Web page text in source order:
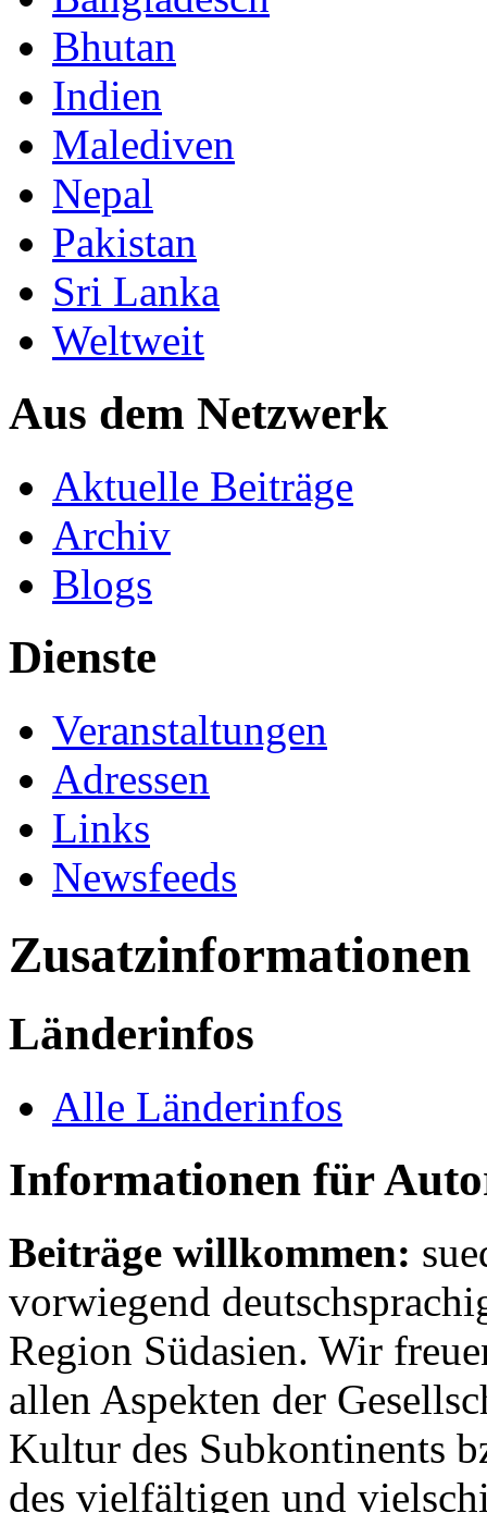
Bhutan
Indien
Malediven
Nepal
Pakistan
Sri Lanka
Weltweit
Aus dem Netzwerk
Aktuelle Beiträge
Archiv
Blogs
Dienste
Veranstaltungen
Adressen
Links
Newsfeeds
Zusatzinformationen
Länderinfos
Alle Länderinfos
Informationen für
Beiträge willkommen:
vorwiegend
Region Südasien. Wir
allen Aspekten der
Kultur des Subkontinents
des vielfältigen und